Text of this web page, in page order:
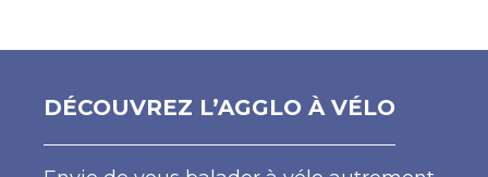
DÉCOUVREZ L’AGGLO À VÉLO